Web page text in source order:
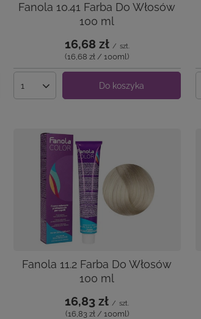
Fanola 10.41 Farba Do Włosów
100 ml
16,68 zł / szt.
(16,68 zł / 100ml)
Ilość produktów Do koszyka
Fanola 11.2 Farba Do Włosów
100 ml
16,83 zł / szt.
(16,83 zł / 100ml)